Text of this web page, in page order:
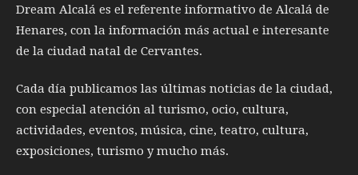
Dream Alcalá es el referente informativo de Alcalá de
Henares, con la información más actual e interesante
de la ciudad natal de Cervantes.
Cada día publicamos las últimas noticias de la ciudad,
con especial atención al turismo, ocio, cultura,
actividades, eventos, música, cine, teatro, cultura,
exposiciones, turismo y mucho más.